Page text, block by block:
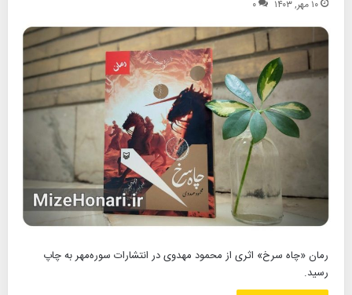
۱۰ مهر, ۱۴۰۳ ۰
رمان «چاه سرخ» اثری از محمود مهدوی در انتشارات سوره‌مهر به چاپ
رسید.